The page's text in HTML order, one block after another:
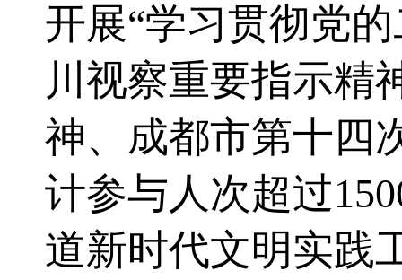
开展“学习贯彻党
川视察重要指示精
神、成都市第十四
计参与人次超过
道新时代文明实践